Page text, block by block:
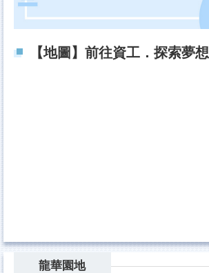
【地圖】前往資工．探索夢想
龍華園地